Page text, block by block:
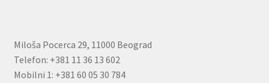
Miloša Pocerca 29, 11000 Beograd
Telefon: +381 11 36 13 602
Mobilni 1: +381 60 05 30 784